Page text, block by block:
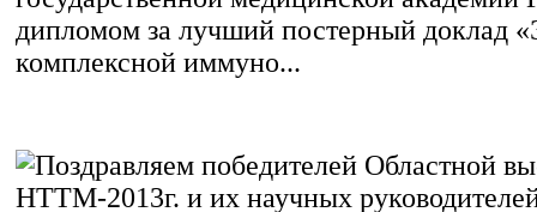
дипломом за лучший постерный доклад
комплексной иммуно...